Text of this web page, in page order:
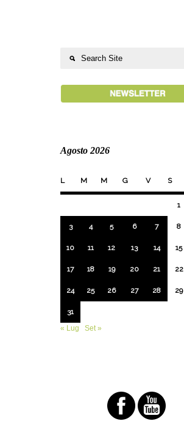
Agosto 2026
L M M G V S
1
3 4 5 6 7 8
10 11 12 13 14 15
17 18 19 20 21 22
24 25 26 27 28 29
31
« Lug
Set »